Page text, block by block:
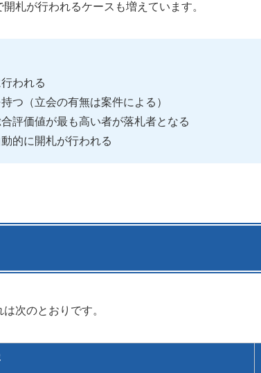
札が行われるケースも増えています。
われる
つ（立会の有無は案件による）
評価値が最も高い者が落札者となる
的に開札が行われる
次のとおりです。